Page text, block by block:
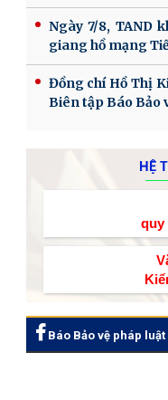
Ngày 7/8, TAND
giang hồ mạng
Đồng chí Hồ Thị
Biên tập Báo Bảo
HỆ
quy
Báo Bảo vệ pháp luật